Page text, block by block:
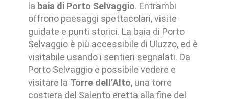
la baia di Porto Selvaggio. Entrambi
offrono paesaggi spettacolari, visite
guidate e punti storici. La baia di Porto
Selvaggio è più accessibile di Uluzzo, ed è
visitabile usando i sentieri segnalati. Da
Porto Selvaggio è possibile vedere e
visitare la Torre dell’Alto, una torre
costiera del Salento eretta alla fine del